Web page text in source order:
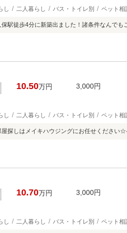
し 二人暮らし バス・トイレ別 ペット相
保駅徒歩4分に新築出ました！諸条件なんでも
10.50万円 3,000円
し 二人暮らし バス・トイレ別 ペット相
屋探しはメイキハウジングにお任せください
10.70万円 3,000円
し 二人暮らし バス・トイレ別 ペット相